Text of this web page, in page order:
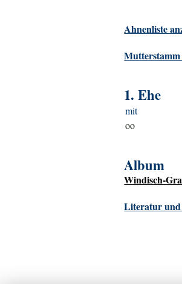
Ahnenliste
Mutterstamm
1. Ehe
mit
oo
Album
Windisch-
Literatur und